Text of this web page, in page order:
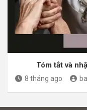
Tóm tắt và
8 tháng ago